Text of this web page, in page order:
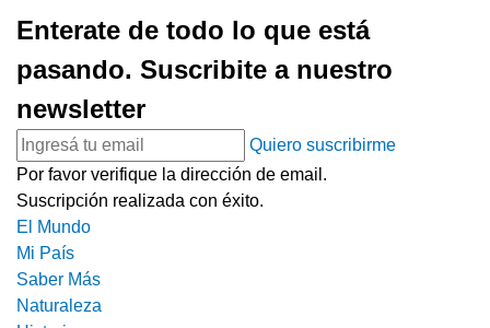
Enterate de todo lo que está
pasando. Suscribite a nuestro
newsletter
Quiero suscribirme
Por favor verifique la dirección de email.
Suscripción realizada con éxito.
El Mundo
Mi País
Saber Más
Naturaleza